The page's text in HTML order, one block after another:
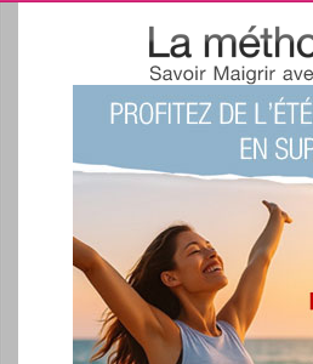
> > lundi
Blog de hadjub
lundi semaine 3
Coucou tout le monde!!!
Eh oui début d'une troisième semaine sous le
Ce week end c'était pas encore vraiment ça